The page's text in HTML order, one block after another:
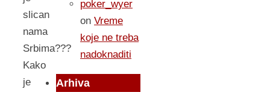
slican
nama
Srbima???
Kako
je
poker_wyer
on Vreme
koje ne treba
nadoknaditi
Arhiva